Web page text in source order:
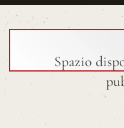
Spazio